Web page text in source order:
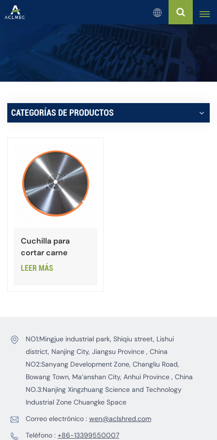
Español
English
Русский
Español
CATEGORÍAS DE PRODUCTOS
Cuchilla para
cortar carne
LEER MÁS
NO1:Mingjue industrial park, Shiqiu street, Lishui
district, Nanjing City, Jiangsu Province , China
NO2:Sanyang Development Zone, Changliu Road,
Bowang Town, Ma’anshan City, Anhui Province , China
NO.3:Nanjing Xingzhuang Science and Technology
Industrial Zone Chuangke Space
Correo electrónico : wen@aclshred.com
Teléfono : +86-13399550007